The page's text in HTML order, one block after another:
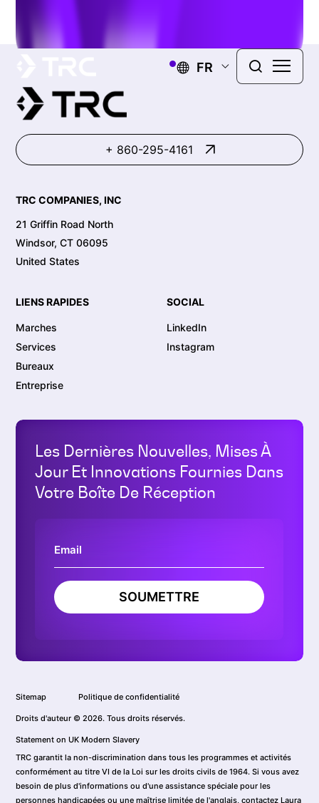
FR
+ 860-295-4161
TRC COMPANIES, INC
21 Griffin Road North
Windsor, CT 06095
United States
LIENS RAPIDES
Marches
Services
Bureaux
Entreprise
SOCIAL
LinkedIn
Instagram
Les Dernières Nouvelles, Mises À
Jour Et Innovations Fournies Dans
Votre Boîte De Réception
SOUMETTRE
Sitemap Politique de confidentialité
Droits d'auteur © 2026. Tous droits réservés.
Statement on UK Modern Slavery
TRC garantit la non-discrimination dans tous les programmes et activités
conformément au titre VI de la Loi sur les droits civils de 1964. Si vous avez
besoin de plus d'informations ou d'une assistance spéciale pour les
personnes handicapées ou une maîtrise limitée de l'anglais, contactez Laura